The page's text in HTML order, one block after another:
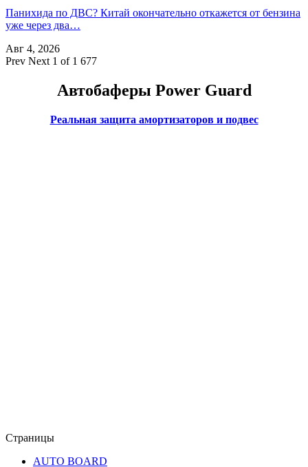
Панихида по ДВС? Китай окончательно откажется от бензина
уже через два…
Авг 4, 2026
Prev Next 1 of 1 677
Автобаферы Power Guard
Реальная защита амортизаторов и подвес
Страницы
AUTO BOARD